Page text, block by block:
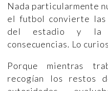
Nada particularmente
el futbol convierte las
del estadio y la
consecuencias. Lo
Porque mientras
recogían los restos